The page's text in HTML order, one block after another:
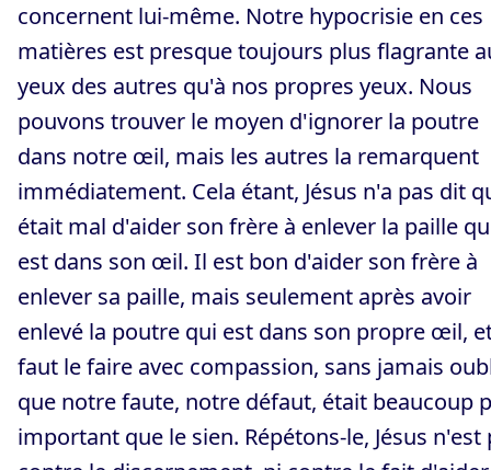
concernent lui-même. Notre hypocrisie en ces
matières est presque toujours plus flagrante
yeux des autres qu'à nos propres yeux. Nous
pouvons trouver le moyen d'ignorer la poutre
dans notre œil, mais les autres la remarquent
immédiatement. Cela étant, Jésus n'a pas dit
était mal d'aider son frère à enlever la paille
est dans son œil. Il est bon d'aider son frère à
enlever sa paille, mais seulement après avoir
enlevé la poutre qui est dans son propre œil,
faut le faire avec compassion, sans jamais
que notre faute, notre défaut, était beaucoup
important que le sien. Répétons-le, Jésus n'est